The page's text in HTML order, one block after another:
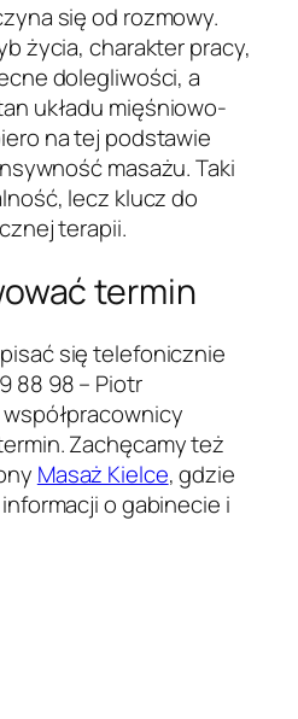
się od rozmowy.
życia, charakter pracy,
dolegliwości, a
układu mięśniowo-
na tej podstawie
masażu. Taki
lecz klucz do
terapii.
termin
się telefonicznie
88 98 – Piotr
Zachęcamy też
Masaż Kielce, gdzie
o gabinecie i